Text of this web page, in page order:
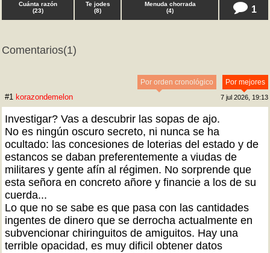
Cuánta razón
(23)
Te jodes
(8)
Menuda chorrada
(4) 1
Comentarios(1)
Por mejores
Por orden cronológico
#1 korazondemelon 7 jul 2026, 19:13
Investigar? Vas a descubrir las sopas de ajo.
No es ningún oscuro secreto, ni nunca se ha
ocultado: las concesiones de loterias del estado y de
estancos se daban preferentemente a viudas de
militares y gente afín al régimen. No sorprende que
esta señora en concreto añore y financie a los de su
cuerda...
Lo que no se sabe es que pasa con las cantidades
ingentes de dinero que se derrocha actualmente en
subvencionar chiringuitos de amiguitos. Hay una
terrible opacidad, es muy dificil obtener datos